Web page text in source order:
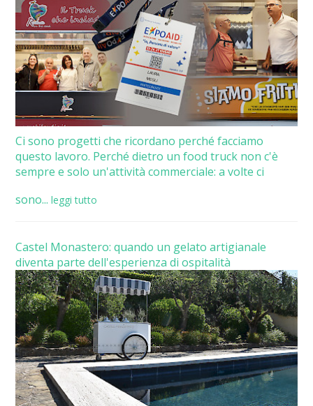
Ci sono progetti che ricordano perché facciamo
questo lavoro. Perché dietro un food truck non c'è
sempre e solo un'attività commerciale: a volte ci
sono... leggi tutto
Castel Monastero: quando un gelato artigianale
diventa parte dell'esperienza di ospitalità